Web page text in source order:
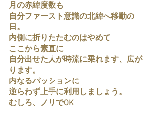
月の赤緯度数も
自分ファースト意識の北緯へ移動の
日。
内側に折りたたむのはやめて
ここから素直に
自分出せた人が時流に乗れます、広が
ります。
内なるパッションに
逆らわず上手に利用しましょう。
むしろ、ノリでOK